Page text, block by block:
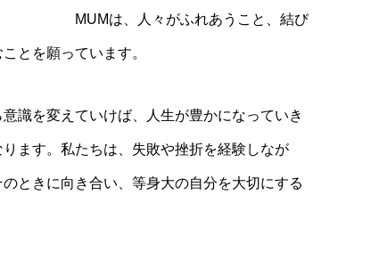
は、人々がふれあうこと、結び
とを願っています。
変えていけば、人生が豊かになっていき
たちは、失敗や挫折を経験しなが
き合い、等身大の自分を大切にする